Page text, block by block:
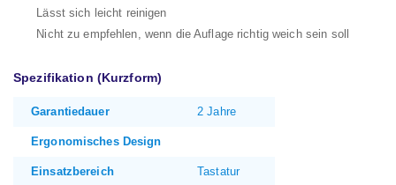
Lässt sich leicht reinigen
Nicht zu empfehlen, wenn die Auflage richtig weich sein soll
Spezifikation (Kurzform)
Garantiedauer 2 Jahre
Ergonomisches Design
Einsatzbereich Tastatur